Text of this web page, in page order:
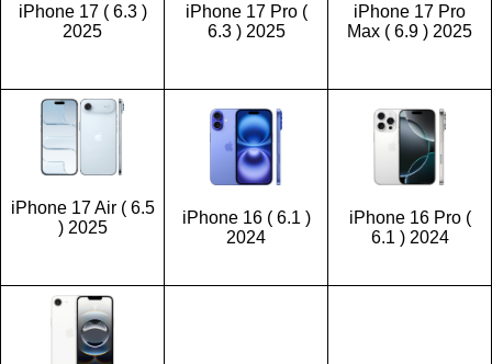
iPhone 17 ( 6.3 )
2025
iPhone 17 Pro (
6.3 ) 2025
iPhone 17 Pro
Max ( 6.9 ) 2025
iPhone 17 Air ( 6.5
) 2025
iPhone 16 ( 6.1 )
2024
iPhone 16 Pro (
6.1 ) 2024